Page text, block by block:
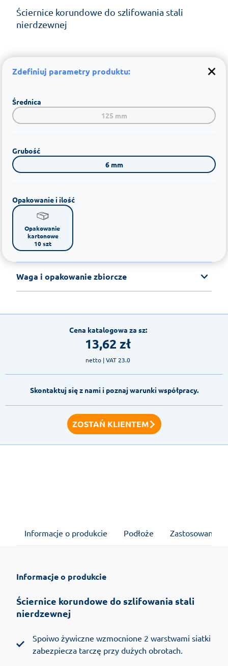
Ściernice korundowe do szlifowania stali
nierdzewnej
Zdefiniuj parametry produktu:
Średnica
125 mm
Grubość
6 mm
Opakowanie i ilość
Opakowanie
kartonowe
10 szt
Waga i opakowanie zbiorcze
Cena katalogowa za sz:
13,62 zł
netto | VAT 23.0
Skontaktuj się z nami i poznaj warunki współpracy.
ZOSTAŃ KLIENTEM
Informacje o produkcie Podłoże Zastosowanie
Informacje o produkcie
Ściernice korundowe do szlifowania stali
nierdzewnej
Spoiwo żywiczne wzmocnione 2 warstwami siatki
zabezpiecza tarczę przy dużych obrotach.